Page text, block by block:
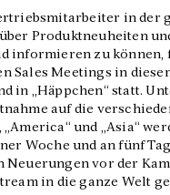
in der
Produktneuheiten
informieren zu können,
Sales Meetings in
in „Häppchen“ statt.
auf die
„America“ und „Asia“
Woche und an fünf
Neuerungen vor der
in die ganze Welt